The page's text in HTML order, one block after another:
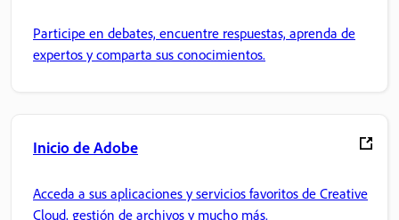
Participe en debates, encuentre respuestas, aprenda de
expertos y comparta sus conocimientos.
Inicio de Adobe
Acceda a sus aplicaciones y servicios favoritos de Creative
Cloud, gestión de archivos y mucho más.